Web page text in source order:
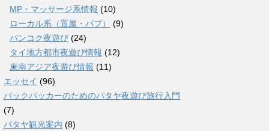
MP・マッサージ系情報 (10)
ローカル系（置屋・パブ）
(9)
バンコク夜遊び (24)
タイ地方都市夜遊び情報 (12)
東南アジア夜遊び情報 (11)
エッセイ (96)
バックパッカーのためのパタヤ夜遊び旅行入門
(7)
パタヤ観光案内 (8)